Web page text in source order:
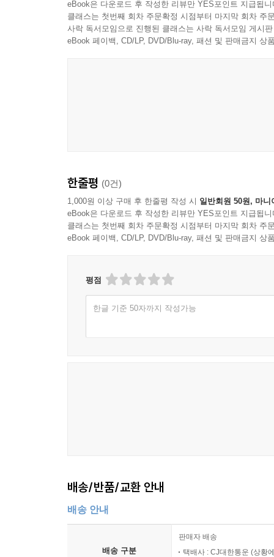
eBook은 다운로드 후 작성한 리뷰만 YES포인트 지급됩니
클래스는 첫번째 회차 주문확정 시점부터 마지막 회차 주
사락 독서모임으로 진행된 클래스는 사락 독서모임 게시
eBook 페이백, CD/LP, DVD/Blu-ray, 패션 및 판매금지 상
한줄평 (0건)
1,000원 이상 구매 후 한줄평 작성 시 일반회원 50원, 마니
eBook은 다운로드 후 작성한 리뷰만 YES포인트 지급됩니
클래스는 첫번째 회차 주문확정 시점부터 마지막 회차 주
eBook 페이백, CD/LP, DVD/Blu-ray, 패션 및 판매금지 상
평점
한글 기준 50자까지 작성가능
배송/반품/교환 안내
배송 안내
배송 구분
판매자 배송
택배사 : CJ대한통운 (상황